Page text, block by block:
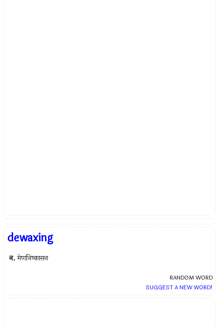
dewaxing
न. मेणनिष्कासन
RANDOM WORD
SUGGEST A NEW WORD!